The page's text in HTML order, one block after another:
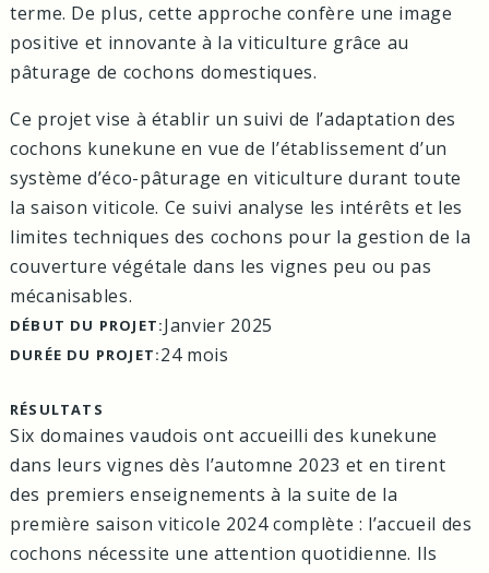
terme. De plus, cette approche confère une image
positive et innovante à la viticulture grâce au
pâturage de cochons domestiques.
Ce projet vise à établir un suivi de l’adaptation des
cochons kunekune en vue de l’établissement d’un
système d’éco-pâturage en viticulture durant toute
la saison viticole. Ce suivi analyse les intérêts et les
limites techniques des cochons pour la gestion de la
couverture végétale dans les vignes peu ou pas
mécanisables.
DÉBUT DU PROJET:Janvier 2025
DURÉE DU PROJET:24 mois
RÉSULTATS
Six domaines vaudois ont accueilli des kunekune
dans leurs vignes dès l’automne 2023 et en tirent
des premiers enseignements à la suite de la
première saison viticole 2024 complète : l’accueil des
cochons nécessite une attention quotidienne. Ils